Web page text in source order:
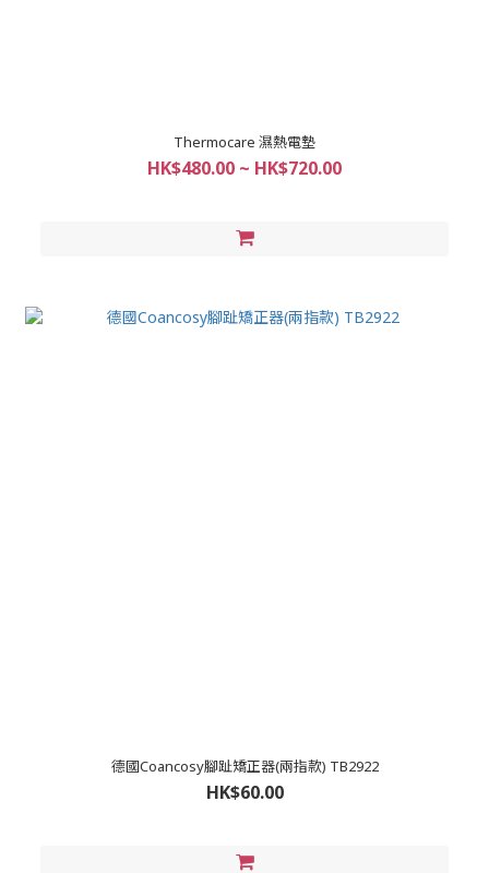
Thermocare 濕熱電墊
HK$480.00 ~ HK$720.00
德國Coancosy腳趾矯正器(兩指款) TB2922
HK$60.00